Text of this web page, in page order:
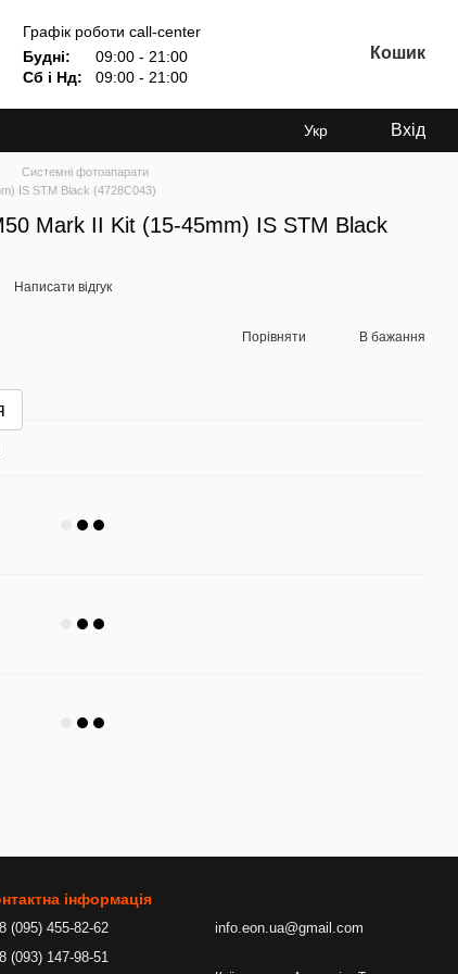
Графік роботи call-center
Будні:
09:00 - 21:00
Сб і Нд:
09:00 - 21:00
Кошик
Укр Вхід
Системні фотоапарати
IS STM Black (4728C043)
Mark II Kit (15-45mm) IS STM Black
Написати відгук
Порівняти В бажання
інформація
(095) 455-82-62
(093) 147-98-51
info.eon.ua@gmail.com